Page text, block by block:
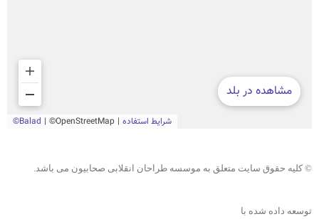
© کلیه حقوق سایت متعلق به موسسه طراحان انقلابی صحابیون می باشد.
توسعه داده شده با